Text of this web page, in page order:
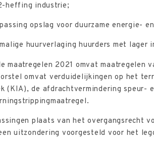
heffing industrie;
opslag voor duurzame energie-
huurverlaging huurders met lager
2021 omvat maatregelen
omvat verduidelijkingen op het
(KIA), de afdrachtvermindering speur-
plaats van het overgangsrecht
uitzondering voorgesteld voor het